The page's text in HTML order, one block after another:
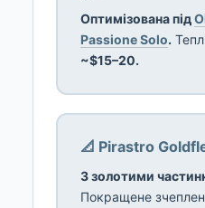
Оптимізована під
Passione Solo.
~$15–20.
📐 Pirastro
З золотими
Покращене